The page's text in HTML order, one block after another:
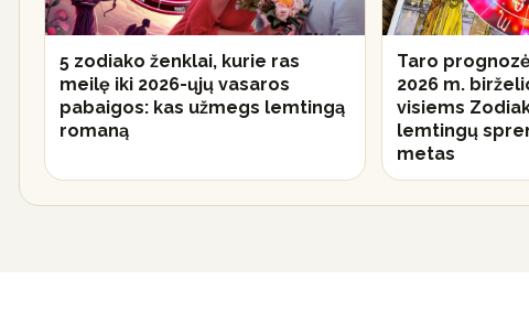
5 zodiako ženklai, kurie ras
meilę iki 2026-ųjų vasaros
pabaigos: kas užmegs lemtingą
romaną
Taro
2026 m.
visiems
lemtingų
metas